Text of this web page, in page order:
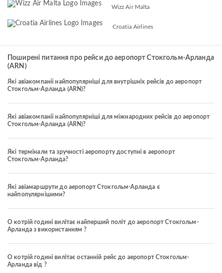
Wizz Air Malta
Croatia Airlines
Поширені питання про рейси до аеропорт Стокгольм-Арланда
(ARN)
Які авіакомпанії найпопулярніші для внутрішніх рейсів до аеропорт
Стокгольм-Арланда (ARN)?
Які авіакомпанії найпопулярніші для міжнародних рейсів до аеропорт
Стокгольм-Арланда (ARN)?
Які термінали та зручності аеропорту доступні в аеропорт
Стокгольм-Арланда?
Які авіамаршрути до аеропорт Стокгольм-Арланда є
найпопулярнішими?
О котрій годині вилітає найперший політ до аеропорт Стокгольм-
Арланда з використанням ?
О котрій годині вилітає останній рейс до аеропорт Стокгольм-
Арланда від ?